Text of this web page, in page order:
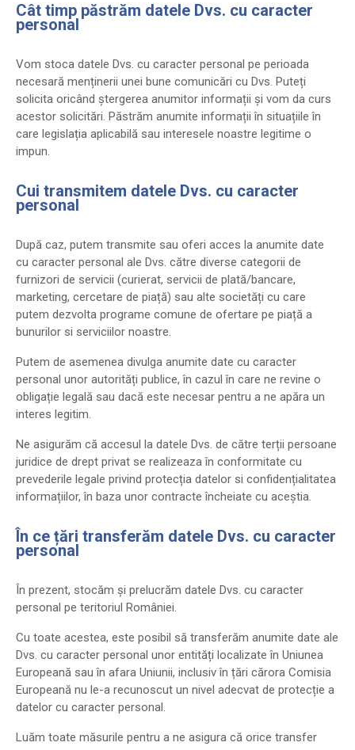
Cât timp păstrăm datele Dvs. cu caracter
personal
Vom stoca datele Dvs. cu caracter personal pe perioada
necesară menținerii unei bune comunicări cu Dvs. Puteți
solicita oricând ștergerea anumitor informații și vom da curs
acestor solicitări. Păstrăm anumite informații în situațiile în
care legislația aplicabilă sau interesele noastre legitime o
impun.
Cui transmitem datele Dvs. cu caracter
personal
După caz, putem transmite sau oferi acces la anumite date
cu caracter personal ale Dvs. către diverse categorii de
furnizori de servicii (curierat, servicii de plată/bancare,
marketing, cercetare de piață) sau alte societăți cu care
putem dezvolta programe comune de ofertare pe piață a
bunurilor si serviciilor noastre.
Putem de asemenea divulga anumite date cu caracter
personal unor autorități publice, în cazul în care ne revine o
obligație legală sau dacă este necesar pentru a ne apăra un
interes legitim.
Ne asigurăm că accesul la datele Dvs. de către terții persoane
juridice de drept privat se realizeaza în conformitate cu
prevederile legale privind protecția datelor si confidențialitatea
informațiilor, în baza unor contracte încheiate cu aceștia.
În ce țări transferăm datele Dvs. cu caracter
personal
În prezent, stocăm și prelucrăm datele Dvs. cu caracter
personal pe teritoriul României.
Cu toate acestea, este posibil să transferăm anumite date ale
Dvs. cu caracter personal unor entități localizate în Uniunea
Europeană sau în afara Uniunii, inclusiv în țări cărora Comisia
Europeană nu le-a recunoscut un nivel adecvat de protecție a
datelor cu caracter personal.
Luăm toate măsurile pentru a ne asigura că orice transfer